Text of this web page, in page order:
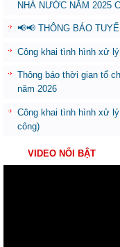
NHÀ NƯỚC NĂM 2025
📢📢 THÔNG BÁO
Công khai tình hình xử
Thông báo thời gian tổ
năm 2026
Công khai tình hình xử
công)
VIDEO NỔI BẬT